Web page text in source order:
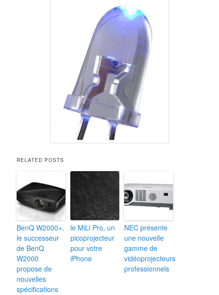
RELATED POSTS
BenQ W2000+,
le successeur
de BenQ
W2000
propose de
nouvelles
spécifications
le MiLi Pro, un
picoprojecteur
pour votre
iPhone
NEC présente
une nouvelle
gamme de
vidéoprojecteurs
professionnels